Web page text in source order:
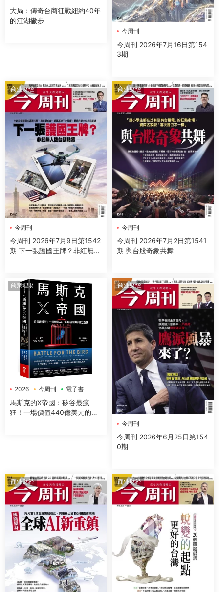
大局：傳奇台商征戰紐約40年
的江湖撇步
今周刊
今周刊 2026年7月16日第154
3期
商业财经
今周刊
今周刊 2026年7月9日第1542
期 下一張護國王牌？非紅無人
商业财经
今周刊
今周刊 2026年7月2日第1541
期 與台股奇象共舞
商業理財
2026 今周刊 電子書
馬斯克的X帝國：矽谷最瘋
狂！一場價值440億美元的推
商业财经
今周刊
今周刊 2026年6月25日第154
0期
商业财经 商业财经